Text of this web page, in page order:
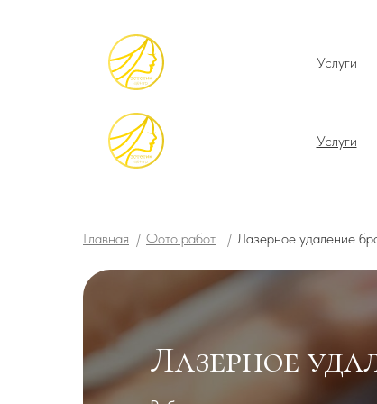
Услуги
Услуги
Главная / Фото работ / Лазерное удаление
Лазерное